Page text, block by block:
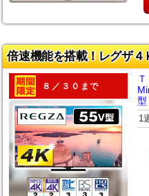
倍速機能を搭載！レグザ
８／３０まで
1